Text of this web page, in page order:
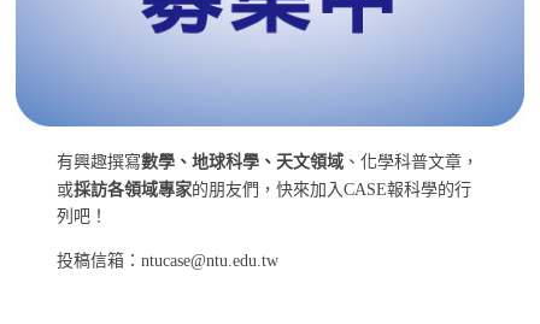
有興趣撰寫數學、地球科學、天文領域 、化學科普文章，
或採訪各領域專家的朋友們，快來加入CASE報科學的行
列吧！
投稿信箱：ntucase@ntu.edu.tw